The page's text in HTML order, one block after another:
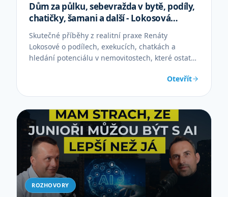
Dům za půlku, sebevražda v bytě, podíly,
chatičky, šamani a další - Lokosová
Renáta
Skutečné příběhy z realitní praxe Renáty
Lokosové o podílech, exekucích, chatkách a
hledání potenciálu v nemovitostech, které ostatní
Otevřít
ROZHOVORY